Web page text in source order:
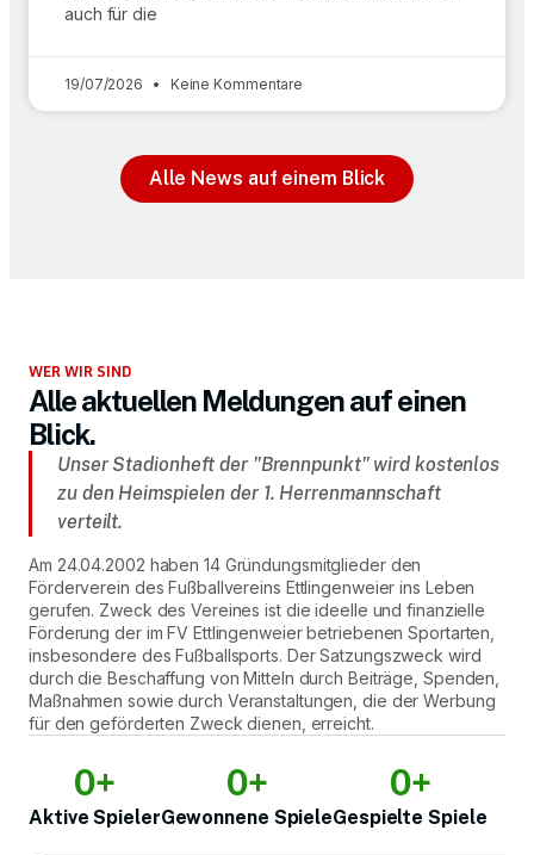
auch für die
19/07/2026 Keine Kommentare
Alle News auf einem Blick
WER WIR SIND
Alle aktuellen Meldungen auf einen
Blick.
Unser Stadionheft der "Brennpunkt" wird kostenlos
zu den Heimspielen der 1. Herrenmannschaft
verteilt.
Am 24.04.2002 haben 14 Gründungsmitglieder den
Förderverein des Fußballvereins Ettlingenweier ins Leben
gerufen. Zweck des Vereines ist die ideelle und finanzielle
Förderung der im FV Ettlingenweier betriebenen Sportarten,
insbesondere des Fußballsports. Der Satzungszweck wird
durch die Beschaffung von Mitteln durch Beiträge, Spenden,
Maßnahmen sowie durch Veranstaltungen, die der Werbung
für den geförderten Zweck dienen, erreicht.
Aktive Spieler
0+
Gewonnene Spiele
0+
Gespielte Spiele
0+